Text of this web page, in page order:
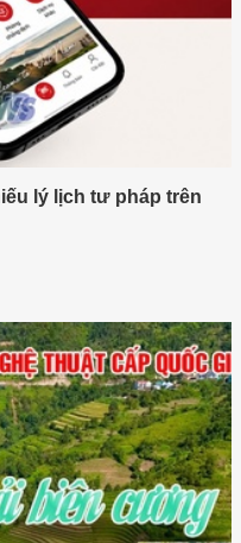
lý lịch tư pháp trên